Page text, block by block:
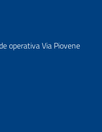
operativa Via Piovene